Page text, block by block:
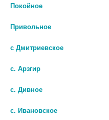
Покойное
Привольное
с Дмитриевское
с. Арзгир
с. Дивное
с. Ивановское